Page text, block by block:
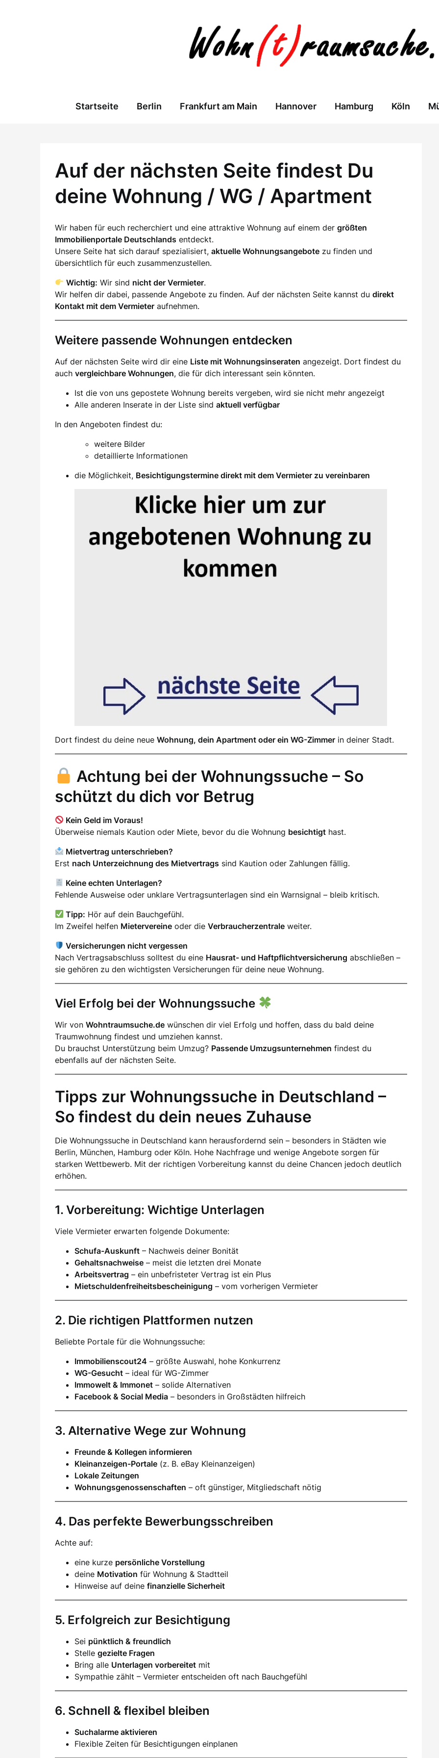
Startseite Berlin Frankfurt am Main Hannover Hamburg Köln
Auf der nächsten Seite findest Du
deine Wohnung / WG / Apartment
Wir haben für euch recherchiert und eine attraktive Wohnung auf einem der größten
Immobilienportale Deutschlands entdeckt.
Unsere Seite hat sich darauf spezialisiert, aktuelle Wohnungsangebote zu finden und
übersichtlich für euch zusammenzustellen.
Wichtig: Wir sind nicht der Vermieter.
Wir helfen dir dabei, passende Angebote zu finden. Auf der nächsten Seite kannst du direkt
Kontakt mit dem Vermieter aufnehmen.
Weitere passende Wohnungen entdecken
Auf der nächsten Seite wird dir eine Liste mit Wohnungsinseraten angezeigt. Dort findest du
auch vergleichbare Wohnungen, die für dich interessant sein könnten.
Ist die von uns gepostete Wohnung bereits vergeben, wird sie nicht mehr angezeigt
Alle anderen Inserate in der Liste sind aktuell verfügbar
In den Angeboten findest du:
weitere Bilder
detaillierte Informationen
die Möglichkeit, Besichtigungstermine direkt mit dem Vermieter zu vereinbaren
Dort findest du deine neue Wohnung, dein Apartment oder ein WG-Zimmer in deiner Stadt.
Achtung bei der Wohnungssuche – So
schützt du dich vor Betrug
Kein Geld im Voraus!
Überweise niemals Kaution oder Miete, bevor du die Wohnung besichtigt hast.
Mietvertrag unterschrieben?
Erst nach Unterzeichnung des Mietvertrags sind Kaution oder Zahlungen fällig.
Keine echten Unterlagen?
Fehlende Ausweise oder unklare Vertragsunterlagen sind ein Warnsignal – bleib kritisch.
Tipp: Hör auf dein Bauchgefühl.
Im Zweifel helfen Mietervereine oder die Verbraucherzentrale weiter.
Versicherungen nicht vergessen
Nach Vertragsabschluss solltest du eine Hausrat- und Haftpflichtversicherung abschließen –
sie gehören zu den wichtigsten Versicherungen für deine neue Wohnung.
Viel Erfolg bei der Wohnungssuche
Wir von Wohntraumsuche.de wünschen dir viel Erfolg und hoffen, dass du bald deine
Traumwohnung findest und umziehen kannst.
Du brauchst Unterstützung beim Umzug? Passende Umzugsunternehmen findest du
ebenfalls auf der nächsten Seite.
Tipps zur Wohnungssuche in Deutschland –
So findest du dein neues Zuhause
Die Wohnungssuche in Deutschland kann herausfordernd sein – besonders in Städten wie
Berlin, München, Hamburg oder Köln. Hohe Nachfrage und wenige Angebote sorgen für
starken Wettbewerb. Mit der richtigen Vorbereitung kannst du deine Chancen jedoch deutlich
erhöhen.
1. Vorbereitung: Wichtige Unterlagen
Viele Vermieter erwarten folgende Dokumente:
Schufa-Auskunft – Nachweis deiner Bonität
Gehaltsnachweise – meist die letzten drei Monate
Arbeitsvertrag – ein unbefristeter Vertrag ist ein Plus
Mietschuldenfreiheitsbescheinigung – vom vorherigen Vermieter
2. Die richtigen Plattformen nutzen
Beliebte Portale für die Wohnungssuche:
Immobilienscout24 – größte Auswahl, hohe Konkurrenz
WG-Gesucht – ideal für WG-Zimmer
Immowelt & Immonet – solide Alternativen
Facebook & Social Media – besonders in Großstädten hilfreich
3. Alternative Wege zur Wohnung
Freunde & Kollegen informieren
Kleinanzeigen-Portale (z. B. eBay Kleinanzeigen)
Lokale Zeitungen
Wohnungsgenossenschaften – oft günstiger, Mitgliedschaft nötig
4. Das perfekte Bewerbungsschreiben
Achte auf:
eine kurze persönliche Vorstellung
deine Motivation für Wohnung & Stadtteil
Hinweise auf deine finanzielle Sicherheit
5. Erfolgreich zur Besichtigung
Sei pünktlich & freundlich
Stelle gezielte Fragen
Bring alle Unterlagen vorbereitet mit
Sympathie zählt – Vermieter entscheiden oft nach Bauchgefühl
6. Schnell & flexibel bleiben
Suchalarme aktivieren
Flexible Zeiten für Besichtigungen einplanen